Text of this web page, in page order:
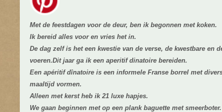
Met de feestdagen voor de deur, ben ik begonnen met koken.
Ik bereid alles voor en vries het in.
De dag zelf is het een kwestie van de verse, de kwestbare en
voeren.Dit jaar ga ik een aperitif dinatoire bereiden.
Een apéritif dînatoire is een informele Franse borrel met
maaltijd vormen.
Alleen met kerst heb ik 21 luxe hapjes.
We gaan beginnen met op een plank baguette met smeerboter.